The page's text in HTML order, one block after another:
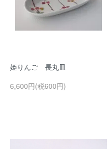
姫りんご 長丸皿
6,600円(税600円)